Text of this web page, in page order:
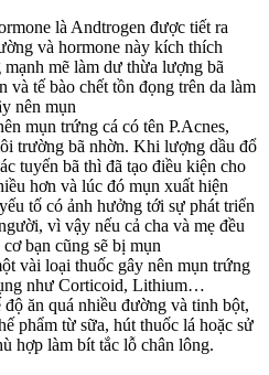
là Andtrogen được tiết ra
và hormone này kích thích
mẽ làm dư thừa lượng bã
và tế bào chết tồn đọng trên da làm
nên mụn
mụn trứng cá có tên P.Acnes,
trường bã nhờn. Khi lượng dầu đổ
tuyến bã thì đã tạo điều kiện cho
hơn và lúc đó mụn xuất hiện
tố có ảnh hưởng tới sự phát triển
vì vậy nếu cả cha và mẹ đều
bạn cũng sẽ bị mụn
vài loại thuốc gây nên mụn trứng
như Corticoid, Lithium…
ăn quá nhiều đường và tinh bột,
phẩm từ sữa, hút thuốc lá hoặc sử
hợp làm bít tắc lỗ chân lông.